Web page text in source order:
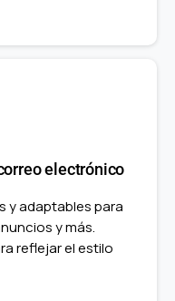
electrónico
y adaptables para
y más.
reflejar el estilo